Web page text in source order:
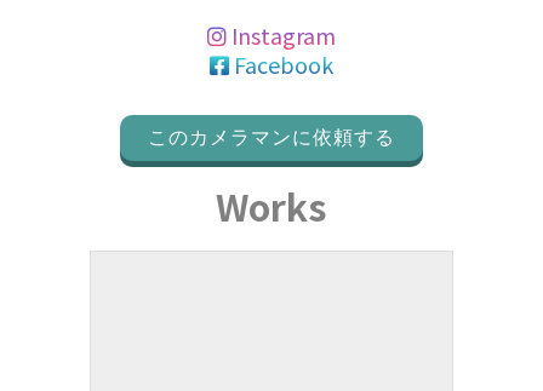
Instagram
Facebook
このカメラマンに依頼する
Works